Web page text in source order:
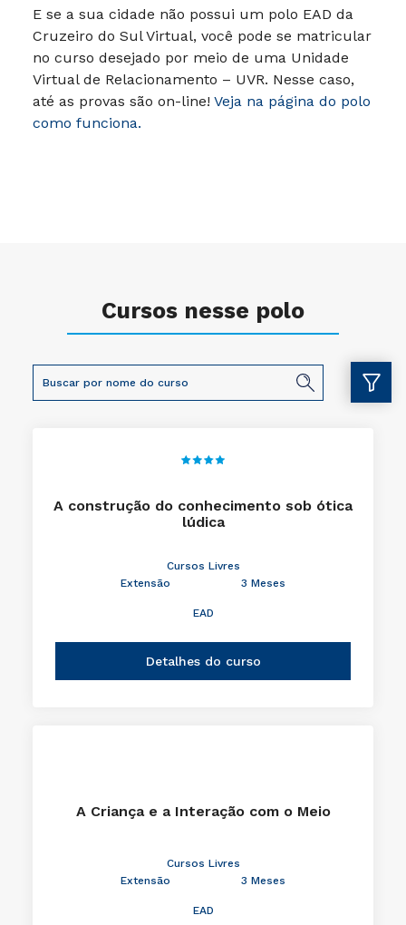
E se a sua cidade não possui um polo EAD da
Cruzeiro do Sul Virtual, você pode se matricular
no curso desejado por meio de uma Unidade
Virtual de Relacionamento – UVR. Nesse caso,
até as provas são on-line! Veja na página do polo
como funciona.
Cursos nesse polo
A construção do conhecimento sob ótica
lúdica
Cursos Livres
Extensão
3 Meses
EAD
Detalhes do curso
A Criança e a Interação com o Meio
Cursos Livres
Extensão
3 Meses
EAD